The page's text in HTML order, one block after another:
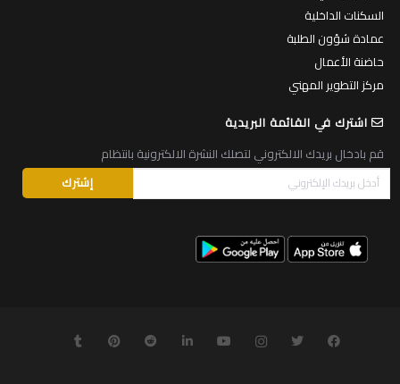
السكنات الداخلية
عمادة شؤون الطلبة
حاضنة الأعمال
مركز التطوير المهني
اشترك في القائمة البريدية
قم بادخال بريدك الالكتروني لتصلك النشرة الالكترونية بانتظام